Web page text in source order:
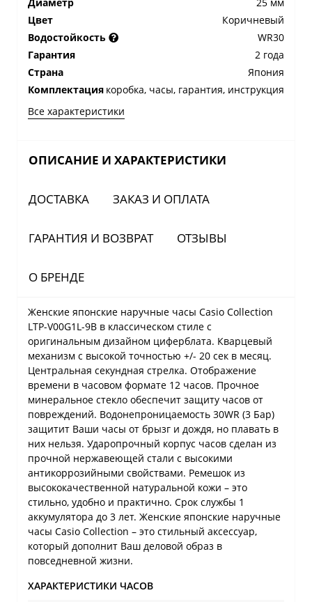
Цвет
Коричневый
Водостойкость
WR30
Гарантия
2 года
Страна
Япония
Комплектация коробка, часы, гарантия, инструкция
Все характеристики
ОПИСАНИЕ И ХАРАКТЕРИСТИКИ
ДОСТАВКА ЗАКАЗ И ОПЛАТА
ГАРАНТИЯ И ВОЗВРАТ ОТЗЫВЫ
О БРЕНДЕ
Женские японские наручные часы Casio Collection
LTP-V00G1L-9B в классическом стиле с
оригинальным дизайном циферблата. Кварцевый
механизм с высокой точностью +/- 20 сек в месяц.
Центральная секундная стрелка. Отображение
времени в часовом формате 12 часов. Прочное
минеральное стекло обеспечит защиту часов от
повреждений. Водонепроницаемость 30WR (3 Бар)
защитит Ваши часы от брызг и дождя, но плавать в
них нельзя. Ударопрочный корпус часов сделан из
прочной нержавеющей стали с высокими
антикоррозийными свойствами. Ремешок из
высококачественной натуральной кожи – это
стильно, удобно и практично. Срок службы 1
аккумулятора до 3 лет. Женские японские наручные
часы Casio Collection – это стильный аксессуар,
который дополнит Ваш деловой образ в
повседневной жизни.
ХАРАКТЕРИСТИКИ ЧАСОВ